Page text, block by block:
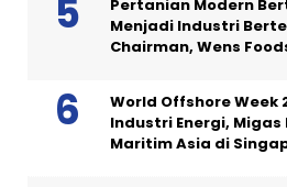
Pertanian Modern
Menjadi Industri
Chairman, Wens
World Offshore Week
Industri Energi,
Maritim Asia di